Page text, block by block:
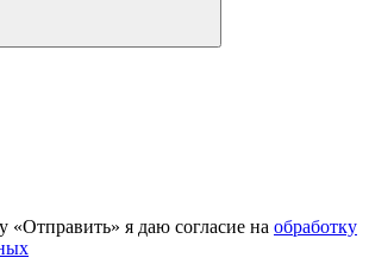
я даю согласие на обработку